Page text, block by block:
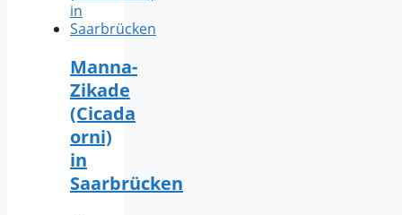
Manna-
Zikade
(Cicada
orni)
in
Saarbrücken